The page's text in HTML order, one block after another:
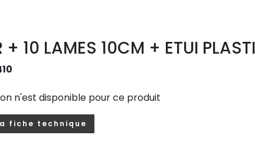
+ 10 LAMES 10CM + ETUI
n'est disponible pour ce produit
fiche technique